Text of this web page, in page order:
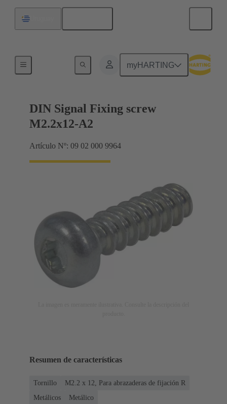
myHARTING
Terminación de placa madre a tarjeta hija
DIN Signal Fixing screw
M2.2x12-A2
Artículo Nº: 09 02 000 9964
Resumen de características
Tornillo
M2.2 x 12, Para abrazaderas de fijación R
Metálicos
Metálico